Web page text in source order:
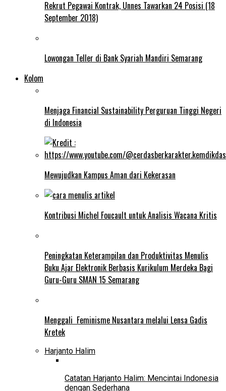
Rekrut Pegawai Kontrak, Unnes Tawarkan 24 Posisi (18
September 2018)
Lowongan Teller di Bank Syariah Mandiri Semarang
Kolom
Menjaga Financial Sustainability Perguruan Tinggi Negeri
di Indonesia
Mewujudkan Kampus Aman dari Kekerasan
Kontribusi Michel Foucault untuk Analisis Wacana Kritis
Peningkatan Keterampilan dan Produktivitas Menulis
Buku Ajar Elektronik Berbasis Kurikulum Merdeka Bagi
Guru-Guru SMAN 15 Semarang
Menggali Feminisme Nusantara melalui Lensa Gadis
Kretek
Harjanto Halim
Catatan Harjanto Halim: Mencintai Indonesia
dengan Sederhana